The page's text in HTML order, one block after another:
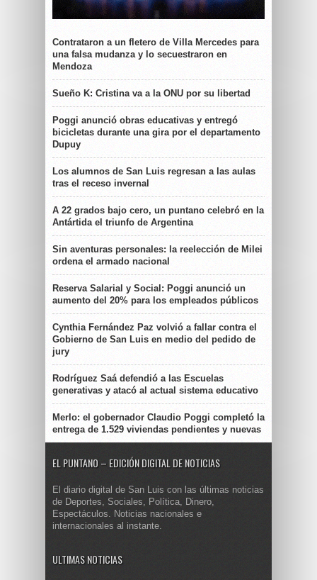
Contrataron a un fletero de Villa Mercedes para
una falsa mudanza y lo secuestraron en
Mendoza
Sueño K: Cristina va a la ONU por su libertad
Poggi anunció obras educativas y entregó
bicicletas durante una gira por el departamento
Dupuy
Los alumnos de San Luis regresan a las aulas
tras el receso invernal
A 22 grados bajo cero, un puntano celebró en la
Antártida el triunfo de Argentina
Sin aventuras personales: la reelección de Milei
ordena el armado nacional
Reserva Salarial y Social: Poggi anunció un
aumento del 20% para los empleados públicos
Cynthia Fernández Paz volvió a fallar contra el
Gobierno de San Luis en medio del pedido de
jury
Rodríguez Saá defendió a las Escuelas
generativas y atacó al actual sistema educativo
Merlo: el gobernador Claudio Poggi completó la
entrega de 1.529 viviendas pendientes y nuevas
EL PUNTANO – EDICIÓN DIGITAL DE NOTICIAS
El diario digital de San Luis con las últimas noticias
de Deportes, Sociales, Política, Dinero,
Espectáculos. Noticias nacionales e
internacionales al instante.
ULTIMAS NOTICIAS